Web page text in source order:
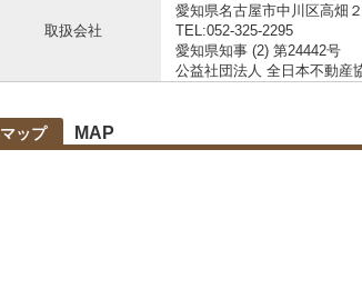
取扱会社
愛知県名古屋市中川区高畑
TEL:052-325-2295
愛知県知事 (2) 第24442号
公益社団法人 全日本不動産
マップ MAP